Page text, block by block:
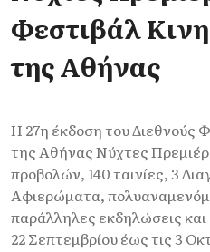
Φεστιβάλ
της Αθήνας
Η 27η έκδοση του Διεθνούς
της Αθήνας Νύχτες
προβολών, 140 ταινίες, 3
Αφιερώματα,
παράλληλες εκδηλώσεις και
22 Σεπτεμβρίου έως τις 3